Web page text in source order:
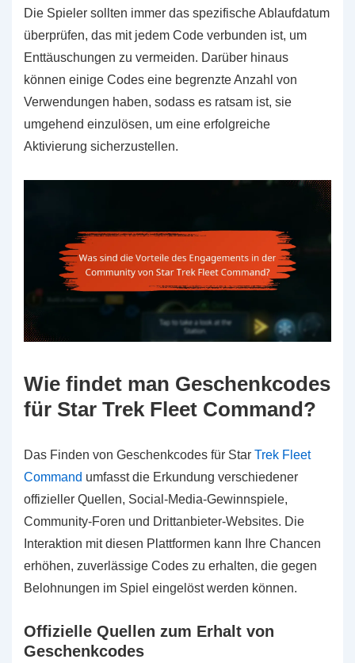
Die Spieler sollten immer das spezifische Ablaufdatum
überprüfen, das mit jedem Code verbunden ist, um
Enttäuschungen zu vermeiden. Darüber hinaus
können einige Codes eine begrenzte Anzahl von
Verwendungen haben, sodass es ratsam ist, sie
umgehend einzulösen, um eine erfolgreiche
Aktivierung sicherzustellen.
Wie findet man Geschenkcodes
für Star Trek Fleet Command?
Das Finden von Geschenkcodes für Star Trek Fleet
Command umfasst die Erkundung verschiedener
offizieller Quellen, Social-Media-Gewinnspiele,
Community-Foren und Drittanbieter-Websites. Die
Interaktion mit diesen Plattformen kann Ihre Chancen
erhöhen, zuverlässige Codes zu erhalten, die gegen
Belohnungen im Spiel eingelöst werden können.
Offizielle Quellen zum Erhalt von
Geschenkcodes